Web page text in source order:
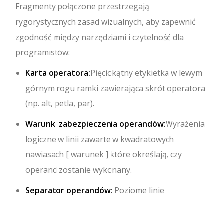
Fragmenty połączone przestrzegają
rygorystycznych zasad wizualnych, aby zapewnić
zgodność między narzędziami i czytelność dla
programistów:
Karta operatora:Pięciokątny etykietka w lewym
górnym rogu ramki zawierająca skrót operatora
(np.alt, petla, par).
Warunki zabezpieczenia operandów:Wyrażenia
logiczne w linii zawarte w kwadratowych
nawiasach [ warunek ] które określają, czy
operand zostanie wykonany.
Separator operandów: Poziome linie